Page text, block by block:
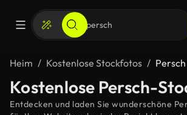
Heim Kostenlose Stockfotos Persch
Kostenlose Persch-
Entdecken und laden Sie wunderschöne